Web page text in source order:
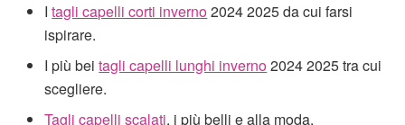
Itagli capelli corti inverno2024 2025 da cui farsi
ispirare.
I più beitagli capelli lunghi inverno2024 2025 tra cui
scegliere.
Tagli capelli scalati, i più belli e alla moda.